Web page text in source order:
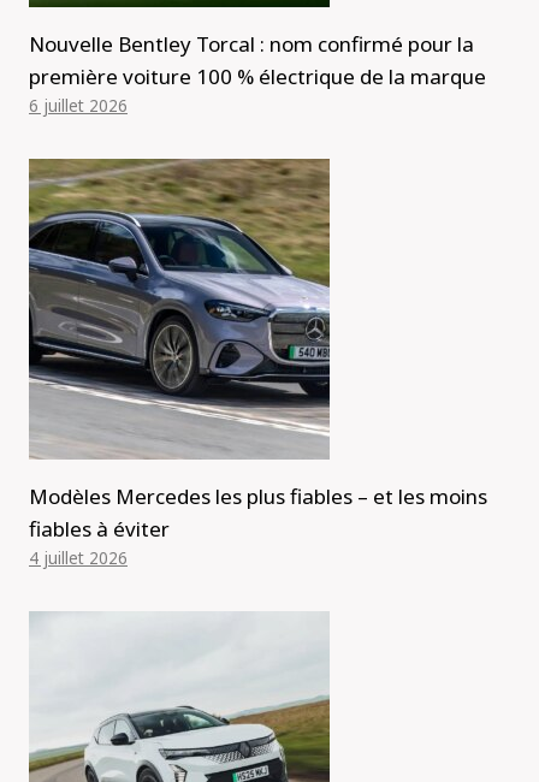
Nouvelle Bentley Torcal : nom confirmé pour la
première voiture 100 % électrique de la marque
6 juillet 2026
Modèles Mercedes les plus fiables – et les moins
fiables à éviter
4 juillet 2026